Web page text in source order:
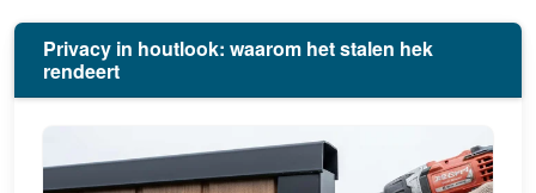
Privacy in houtlook: waarom het stalen hek
rendeert